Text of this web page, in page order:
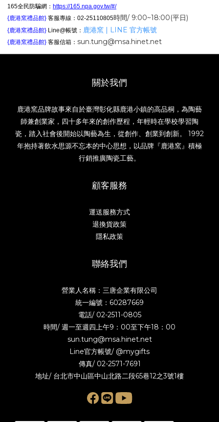
165全民防騙網： https://165.npa.gov.tw/#/
{鹿港窯禮品館} 客服專線：02-25110805時間/ 9:00~18:00(平日)
{鹿港窯禮品館} Line@帳號： 鹿港窯 | LINE 官方帳號
{鹿港窯禮品館} 客服信箱： sun.tung@msa.hinet.net
關於我們
鹿港窯品牌故事來自於臺灣彰化縣鹿港小鎮的高品桐，為陶藝
師兼創業家，四十多年來的創作歷程，年輕時在學校學習陶
瓷，踏入社會後開始以陶藝為生，從創作、創業到創新。 1992
年抱持著飲水思源不忘本的中心思想，以品牌『鹿港窯』積極
行銷推廣陶瓷工藝。
顧客服務
運送服務方式
退換貨政策
隱私政策
聯絡我們
營業人名稱：三唐企業有限公司
統一編號：60287669
電話/ 02-2511-0805
時間/ 週一至週四上午9：00至下午18：00
sun.tung@msa.hinet.net
Line官方帳號/ @mygifts
傳真/ 02-2571-7691
地址/ 台北市中山區中山北路二段65巷12之3號1樓